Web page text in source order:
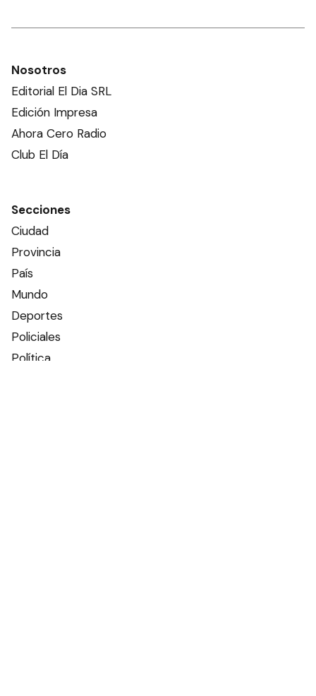
Nosotros
Editorial El Dia SRL
Edición Impresa
Ahora Cero Radio
Club El Día
Secciones
Ciudad
Provincia
País
Mundo
Deportes
Policiales
Política